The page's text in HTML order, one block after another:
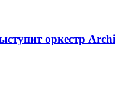
оркестр Archi